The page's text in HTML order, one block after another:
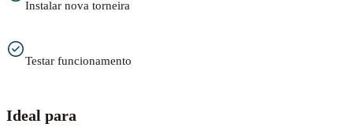
Instalar nova torneira
Testar funcionamento
Ideal para